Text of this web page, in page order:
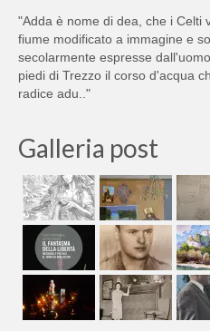
"Adda è nome di dea, che i Celti
fiume modificato a immagine e
secolarmente espresse
piedi di Trezzo il corso d'acqua
radice adu.."
Galleria post